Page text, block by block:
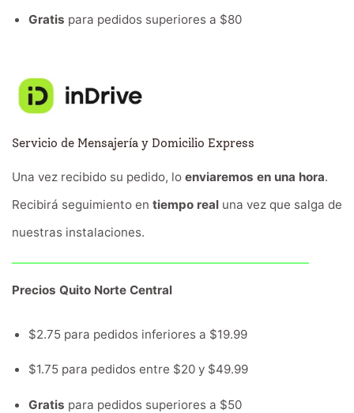
Gratis para pedidos superiores a $80
Servicio de Mensajería y Domicilio Express
Una vez recibido su pedido, lo enviaremos en una hora.
Recibirá seguimiento en tiempo real una vez que salga de
nuestras instalaciones.
Precios Quito Norte Central
$2.75 para pedidos inferiores a $19.99
$1.75 para pedidos entre $20 y $49.99
Gratis para pedidos superiores a $50